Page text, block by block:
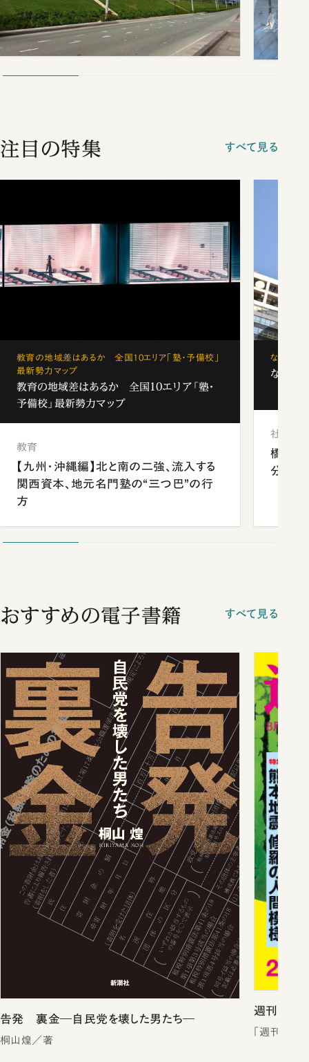
注目の特集 すべて見る
教育の地域差はあるか 全国10エリア「塾・予備校」
最新勢力マップ
教育の地域差はあるか 全国10エリア「塾・
予備校」最新勢力マップ
教育
【九州・沖縄編】北と南の二強、流入する
関西資本、地元名門塾の“三つ巴”の行
方
なぜ「フ
なぜ「
社会
橋本愛
分 佐
おすすめの電子書籍 すべて見る
告発 裏金―自民党を壊した男たち―
桐山煌／著
週刊新潮
「週刊新潮